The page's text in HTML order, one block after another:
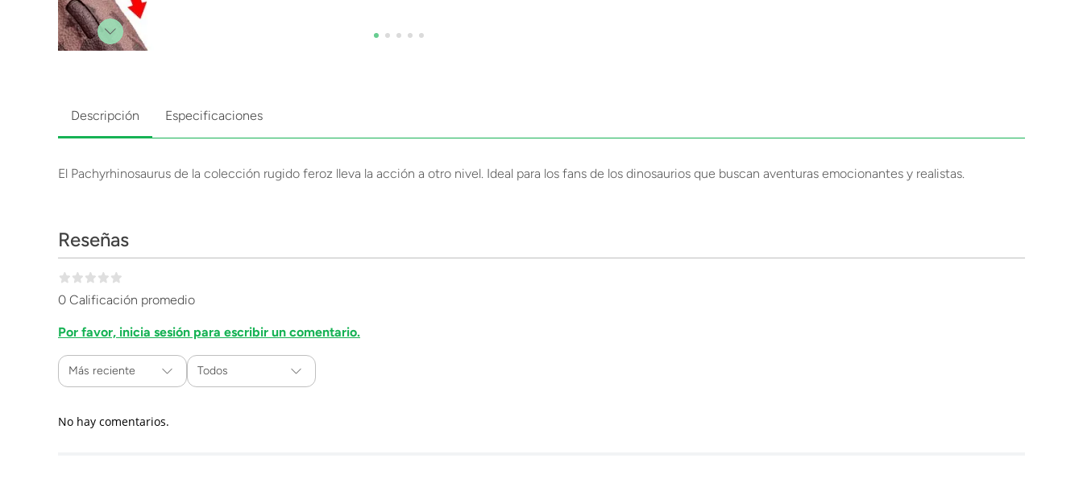
Descripción Especificaciones
El Pachyrhinosaurus de la colección rugido feroz lleva la acción a otro nivel. Ideal para los fans de los dinosaurios que buscan aventuras emocionantes y realistas.
Reseñas
0 Calificación promedio
Por favor, inicia sesión para escribir un comentario.
Más reciente Todos
No hay comentarios.